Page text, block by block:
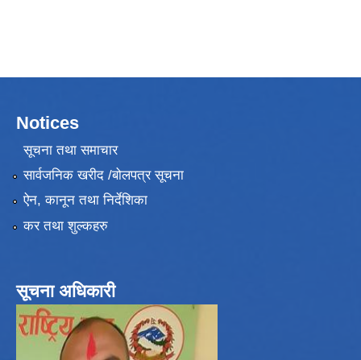
Notices
सूचना तथा समाचार
सार्वजनिक खरीद /बोलपत्र सूचना
ऐन, कानून तथा निर्देशिका
कर तथा शुल्कहरु
सूचना अधिकारी